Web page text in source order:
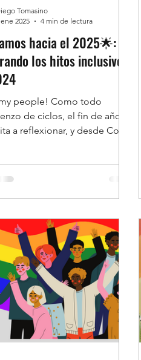
hacia el 2025🌟:
los hitos inclusivos
people! Como todo
de ciclos, el fin de año
a reflexionar, y desde Come
Tomasino
2025
4 min de lectura